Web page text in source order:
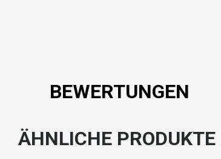
BEWERTUNGEN
ÄHNLICHE PRODUKTE